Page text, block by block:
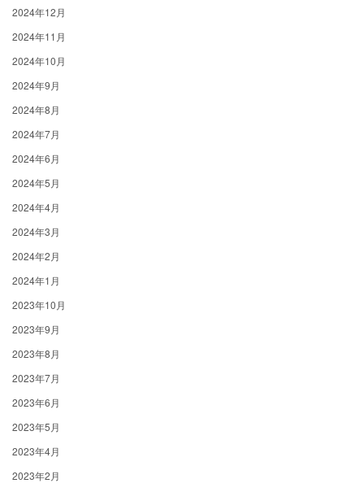
2024年12月
2024年11月
2024年10月
2024年9月
2024年8月
2024年7月
2024年6月
2024年5月
2024年4月
2024年3月
2024年2月
2024年1月
2023年10月
2023年9月
2023年8月
2023年7月
2023年6月
2023年5月
2023年4月
2023年2月